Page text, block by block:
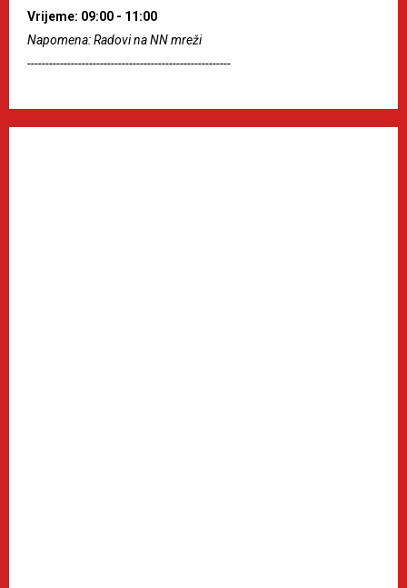
Vrijeme: 09:00 - 11:00
Napomena: Radovi na NN mreži
--------------------------------------------------------